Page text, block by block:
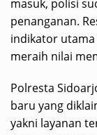
masuk, polisi
penanganan.
indikator utama
meraih nilai
Polresta
baru yang
yakni layanan